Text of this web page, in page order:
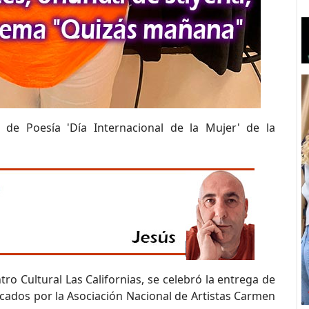
Poesía 'Día Internacional de la Mujer' de la
Cultural Las Californias, se celebró la entrega de
por la Asociación Nacional de Artistas Carmen